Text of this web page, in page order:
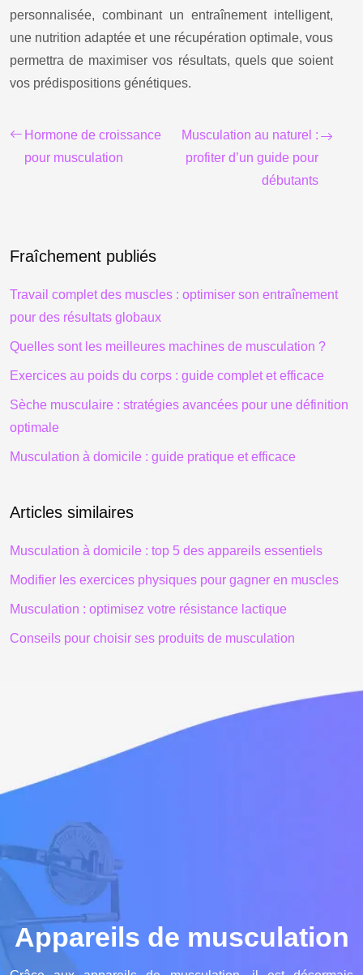
personnalisée, combinant un entraînement intelligent,
une nutrition adaptée et une récupération optimale, vous
permettra de maximiser vos résultats, quels que soient
vos prédispositions génétiques.
Hormone de croissance
pour musculation
Musculation au naturel :
profiter d’un guide pour
débutants
Fraîchement publiés
Travail complet des muscles : optimiser son entraînement
pour des résultats globaux
Quelles sont les meilleures machines de musculation ?
Exercices au poids du corps : guide complet et efficace
Sèche musculaire : stratégies avancées pour une définition
optimale
Musculation à domicile : guide pratique et efficace
Articles similaires
Musculation à domicile : top 5 des appareils essentiels
Modifier les exercices physiques pour gagner en muscles
Musculation : optimisez votre résistance lactique
Conseils pour choisir ses produits de musculation
Appareils de musculation